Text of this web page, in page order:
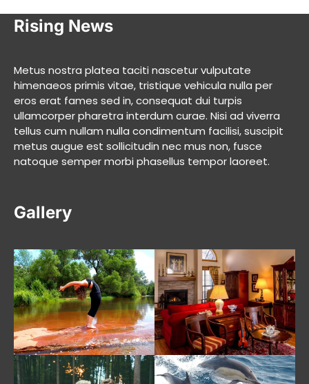
Rising News
Metus nostra platea taciti nascetur vulputate
himenaeos primis vitae, tristique vehicula nulla per
eros erat fames sed in, consequat dui turpis
ullamcorper pharetra interdum curae. Nisi ad viverra
tellus cum nullam nulla condimentum facilisi, suscipit
metus augue est sollicitudin nec mus non, fusce
natoque semper morbi phasellus tempor laoreet.
Gallery